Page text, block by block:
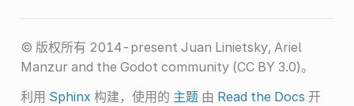
© 版权所有 2014-present Juan Linietsky, Ariel
Manzur and the Godot community (CC BY 3.0)。
利用 Sphinx 构建，使用的 主题由 Read the Docs 开